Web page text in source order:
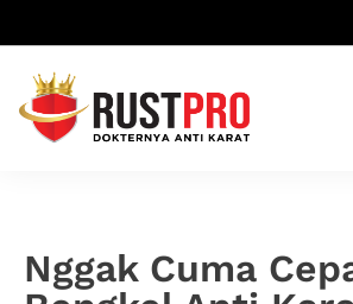
Nggak Cuma